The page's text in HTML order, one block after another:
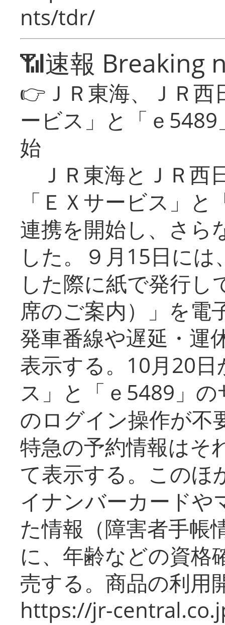
nts/tdr/
📶速報 Breaking
👉ＪＲ東海、ＪＲ
ービス」と「ｅ
始
ＪＲ東海とＪＲ西
「ＥＸサービス」
連携を開始し、さら
した。９月15日に
した際に紙で発行し
席のご案内）」を電
発車番線や遅延・運
表示する。10月20
ス」と「ｅ5489」
のログイン操作が不
特急の予約情報はそ
て表示する。このほ
イナンバーカードや
た情報（障害者手帳
に、年齢などの資格
売する。商品の利用
https://jr-